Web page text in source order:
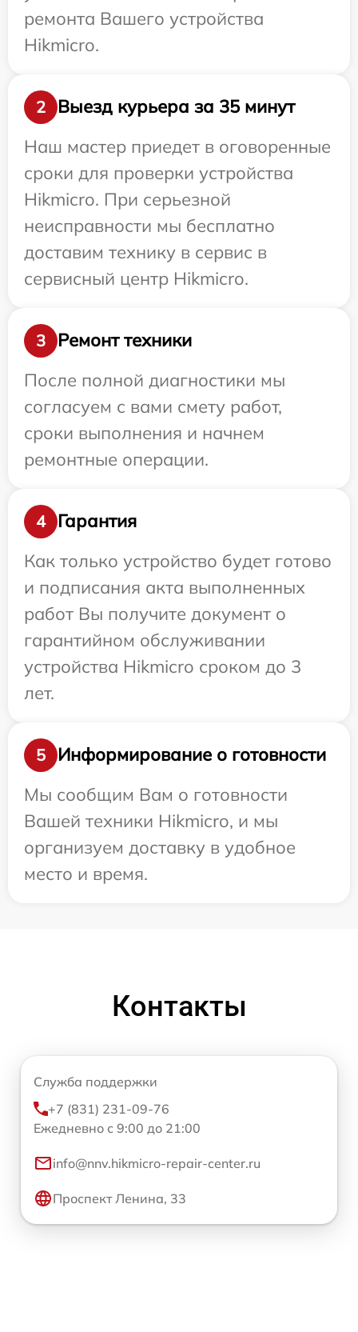
ремонта Вашего устройства
Hikmicro.
2
Выезд курьера за 35 минут
Наш мастер приедет в оговоренные
сроки для проверки устройства
Hikmicro. При серьезной
неисправности мы бесплатно
доставим технику в сервис в
сервисный центр Hikmicro.
3
Ремонт техники
После полной диагностики мы
согласуем с вами смету работ,
сроки выполнения и начнем
ремонтные операции.
4
Гарантия
Как только устройство будет готово
и подписания акта выполненных
работ Вы получите документ о
гарантийном обслуживании
устройства Hikmicro сроком до 3
лет.
5
Информирование о готовности
Мы сообщим Вам о готовности
Вашей техники Hikmicro, и мы
организуем доставку в удобное
место и время.
Контакты
Служба поддержки
+7 (831) 231-09-76
Ежедневно с 9:00 до 21:00
info@nnv.hikmicro-repair-center.ru
Проспект Ленина, 33